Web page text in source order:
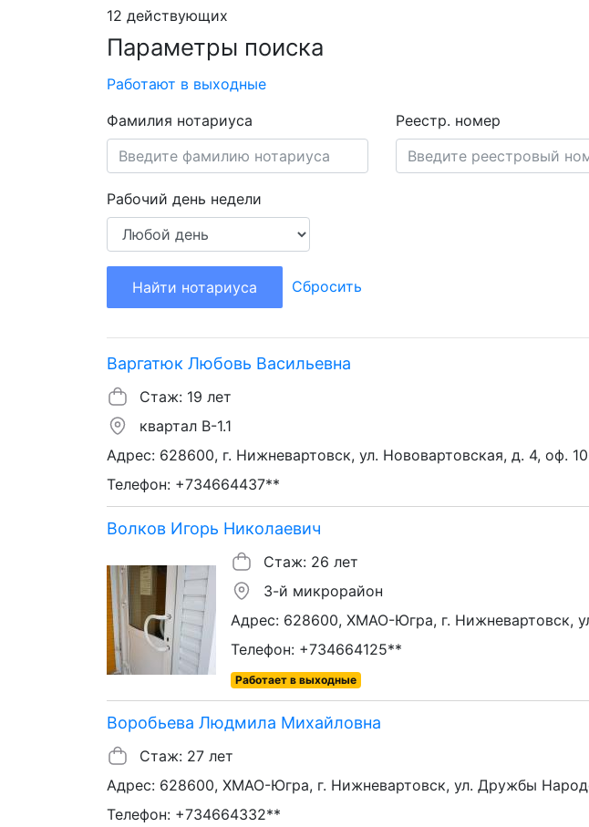
12 действующих
Параметры поиска
Работают в выходные
Фамилия нотариуса
Реестр. номер
Рабочий день недели
Найти нотариуса Сбросить
Варгатюк Любовь Васильевна
Стаж: 19 лет
квартал В-1.1
Адрес: 628600, г. Нижневартовск, ул. Нововартовская, д. 4, оф.
Телефон: +734664437**
Волков Игорь Николаевич
Стаж: 26 лет
3-й микрорайон
Адрес: 628600, ХМАО-Югра, г. Нижневартовск,
Телефон: +734664125**
Работает в выходные
Воробьева Людмила Михайловна
Стаж: 27 лет
Адрес: 628600, ХМАО-Югра, г. Нижневартовск, ул. Дружбы
Телефон: +734664332**